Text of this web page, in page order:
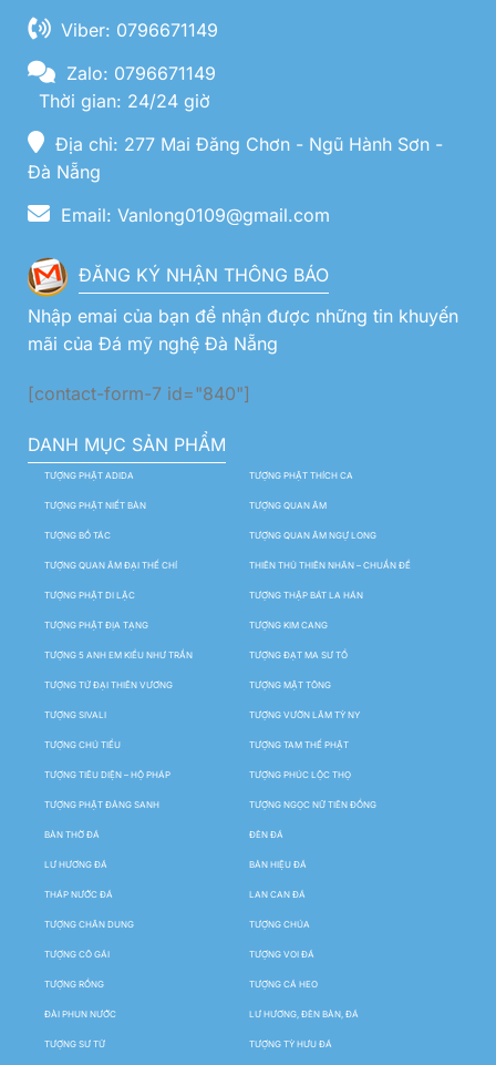
Viber: 0796671149
Zalo: 0796671149
Thời gian: 24/24 giờ
Địa chỉ: 277 Mai Đăng Chơn - Ngũ Hành Sơn -
Đà Nẵng
Email: Vanlong0109@gmail.com
ĐĂNG KÝ NHẬN THÔNG BÁO
Nhập emai của bạn để nhận được những tin khuyến
mãi của Đá mỹ nghệ Đà Nẵng
[contact-form-7 id="840"]
DANH MỤC SẢN PHẨM
TƯỢNG PHẬT ADIDA TƯỢNG PHẬT THÍCH CA
TƯỢNG PHẬT NIẾT BÀN TƯỢNG QUAN ÂM
TƯỢNG BỒ TÁC TƯỢNG QUAN ÂM NGỰ LONG
TƯỢNG QUAN ÂM ĐẠI THẾ CHÍ THIÊN THỦ THIÊN NHÃN – CHUẨN ĐỀ
TƯỢNG PHẬT DI LẶC TƯỢNG THẬP BÁT LA HÁN
TƯỢNG PHẬT ĐỊA TẠNG TƯỢNG KIM CANG
TƯỢNG 5 ANH EM KIỀU NHƯ TRẦN TƯỢNG ĐẠT MA SƯ TỔ
TƯỢNG TỨ ĐẠI THIÊN VƯƠNG TƯỢNG MẬT TÔNG
TƯỢNG SIVALI TƯỢNG VƯỜN LÂM TỲ NY
TƯỢNG CHÚ TIỂU TƯỢNG TAM THẾ PHẬT
TƯỢNG TIÊU DIỆN – HỘ PHÁP TƯỢNG PHÚC LỘC THỌ
TƯỢNG PHẬT ĐẢNG SANH TƯỢNG NGỌC NỮ TIÊN ĐỒNG
BÀN THỜ ĐÁ ĐÈN ĐÁ
LƯ HƯƠNG ĐÁ BẢN HIỆU ĐÁ
THÁP NƯỚC ĐÁ LAN CAN ĐÁ
TƯỢNG CHÂN DUNG TƯỢNG CHÚA
TƯỢNG CÔ GÁI TƯỢNG VOI ĐÁ
TƯỢNG RỒNG TƯỢNG CÁ HEO
ĐÀI PHUN NƯỚC LƯ HƯƠNG, ĐÈN BÀN, ĐÁ
TƯỢNG SƯ TỬ TƯỢNG TỲ HƯU ĐÁ